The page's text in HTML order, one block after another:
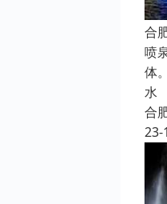
合
喷
体
水
合
23-